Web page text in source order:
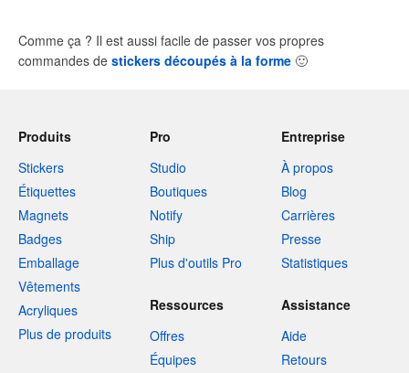
Comme ça ? Il est aussi facile de passer vos propres
commandes de stickers découpés à la forme 🙂
Produits
Stickers
Étiquettes
Magnets
Badges
Emballage
Vêtements
Acryliques
Plus de produits
Pro
Studio
Boutiques
Notify
Ship
Plus d'outils Pro
Entreprise
À propos
Blog
Carrières
Presse
Statistiques
Ressources
Offres
Équipes
Assistance
Aide
Retours